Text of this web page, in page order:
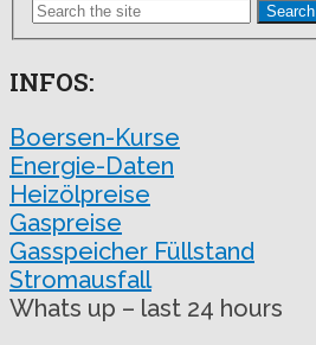
Search
INFOS:
Boersen-Kurse
Energie-Daten
Heizölpreise
Gaspreise
Gasspeicher Füllstand
Stromausfall
Whats up – last 24 hours